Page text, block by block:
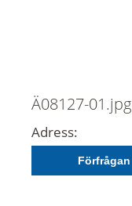
Ä08127-01.jpg
Adress:
Förfrågan